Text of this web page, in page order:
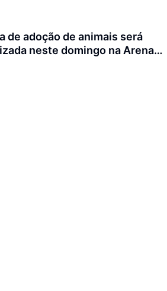
de adoção de animais será
neste domingo na Arena